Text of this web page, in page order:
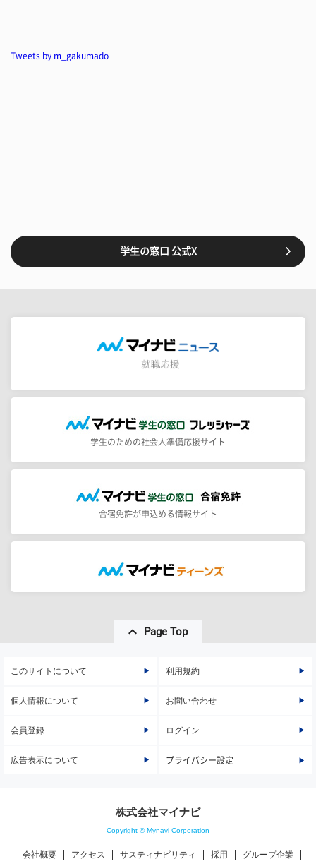
Tweets by m_gakumado
学生の窓口 公式X
学生のための社会人準備応援サイト
合宿免許が申込める情報サイト
Page Top
このサイトについて 利用規約
個人情報について お問い合わせ
会員登録 ログイン
広告表示について プライバシー設定
株式会社マイナビ
Copyright © Mynavi Corporation
会社概要 アクセス サスティナビリティ 採用 グループ企業